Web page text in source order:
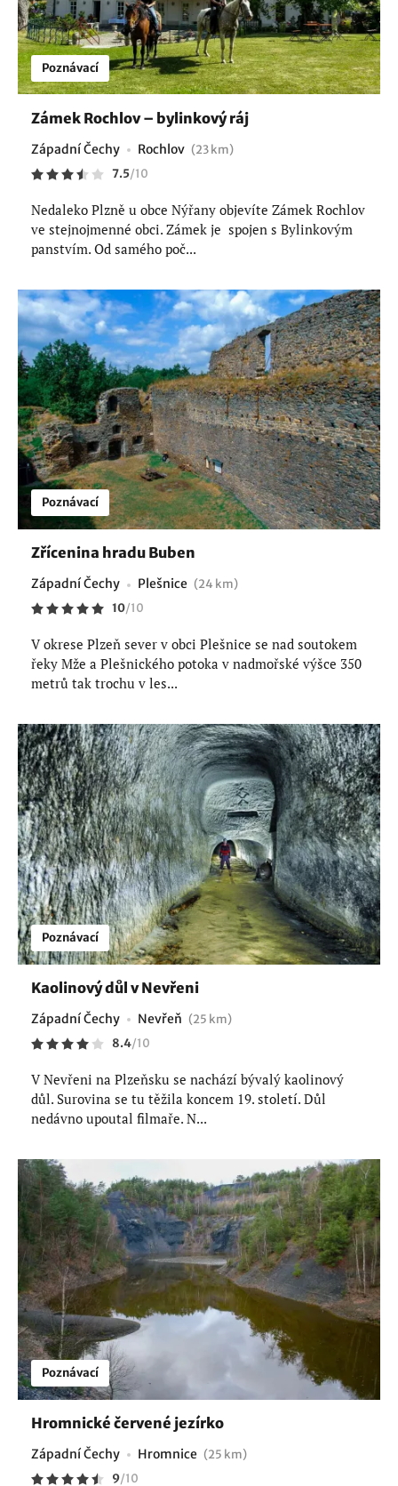
Poznávací
Zámek Rochlov – bylinkový ráj
Západní Čechy Rochlov (23 km)
7.5/10
Nedaleko Plzně u obce Nýřany objevíte Zámek Rochlov
ve stejnojmenné obci. Zámek je spojen s Bylinkovým
panstvím. Od samého poč...
Poznávací
Zřícenina hradu Buben
Západní Čechy Plešnice (24 km)
10/10
V okrese Plzeň sever v obci Plešnice se nad soutokem
řeky Mže a Plešnického potoka v nadmořské výšce 350
metrů tak trochu v les...
Poznávací
Kaolinový důl v Nevřeni
Západní Čechy Nevřeň (25 km)
8.4/10
V Nevřeni na Plzeňsku se nachází bývalý kaolinový
důl. Surovina se tu těžila koncem 19. století. Důl
nedávno upoutal filmaře. N...
Poznávací
Hromnické červené jezírko
Západní Čechy Hromnice (25 km)
9/10